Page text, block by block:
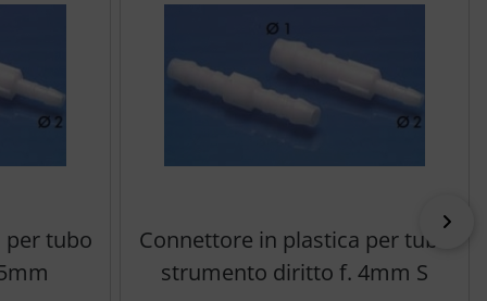
per tubo
Connettore in plastica per tubo
strumento diritto f. 4mm S